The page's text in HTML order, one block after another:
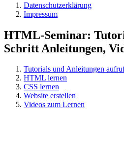
Datenschutzerklärung
Impressum
HTML-Seminar:
Schritt Anleitungen,
Tutorials und Anleitungen
HTML lernen
CSS lernen
Website erstellen
Videos zum Lernen